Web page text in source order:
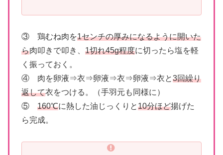
③ 鶏むね肉を1センチの厚みになるように開いた
ら肉叩きで叩き、 1切れ45g程度に切ったら塩を軽
く振っておく。
④ 肉を卵液⇒衣⇒卵液⇒衣⇒卵液⇒衣と3回繰り
返して衣をつける。（手羽元も同様に）
⑤ 160℃に熱した油じっくりと10分ほど揚げた
ら完成。